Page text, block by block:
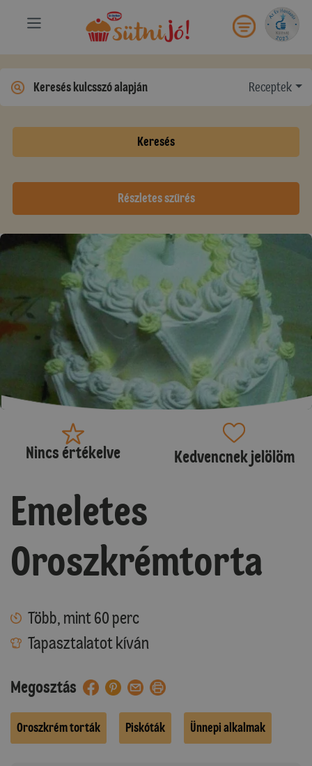
Receptek
Keresés
Részletes szűrés
Nincs értékelve Kedvencnek jelölöm
Emeletes
Oroszkrémtorta
Több, mint 60 perc
Tapasztalatot kíván
Megosztás
Oroszkrém torták Piskóták Ünnepi alkalmak